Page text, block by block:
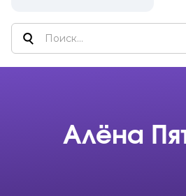
Алёна